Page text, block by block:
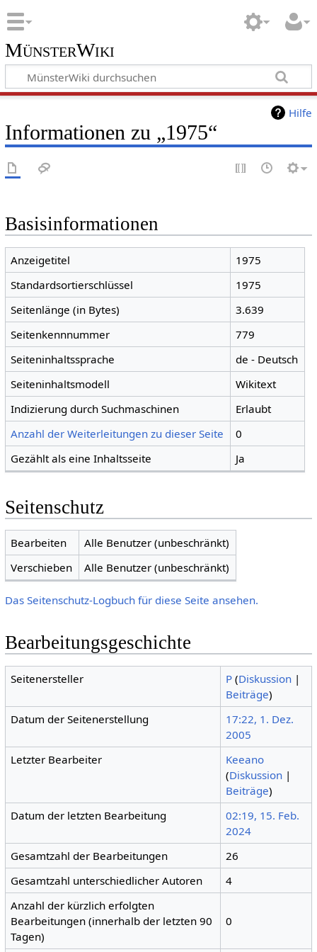
MünsterWiki
Hilfe
Informationen zu „1975“
Basisinformationen
Anzeigetitel
1975
Standardsortierschlüssel
1975
Seitenlänge (in Bytes)
3.639
Seitenkennnummer
779
Seiteninhaltssprache
de - Deutsch
Seiteninhaltsmodell
Wikitext
Indizierung durch Suchmaschinen
Erlaubt
Anzahl der Weiterleitungen zu dieser Seite
0
Gezählt als eine Inhaltsseite
Ja
Seitenschutz
Bearbeiten
Alle Benutzer (unbeschränkt)
Verschieben
Alle Benutzer (unbeschränkt)
Das Seitenschutz-Logbuch für diese Seite ansehen.
Bearbeitungsgeschichte
Seitenersteller P (Diskussion |
Beiträge)
Datum der Seitenerstellung
17:22, 1. Dez.
2005
Letzter Bearbeiter
Keeano
(Diskussion |
Beiträge)
Datum der letzten Bearbeitung
02:19, 15. Feb.
2024
Gesamtzahl der Bearbeitungen
26
Gesamtzahl unterschiedlicher Autoren
4
Anzahl der kürzlich erfolgten
Bearbeitungen (innerhalb der letzten 90
Tagen)
0